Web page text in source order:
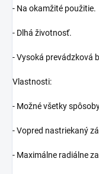
- Na okamžité použitie.
- Dlhá životnosť.
- Vysoká prevádzková
Vlastnosti:
- Možné všetky
- Vopred nastriekaný
- Maximálne radiálne